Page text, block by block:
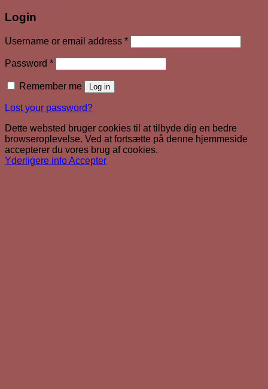
Login
Username or email address *Required
Password *Required
Remember me Log in
Lost your password?
Dette websted bruger cookies til at tilbyde dig en bedre
browseroplevelse. Ved at fortsætte på denne hjemmeside
accepterer du vores brug af cookies.
Yderligere infoAccepter